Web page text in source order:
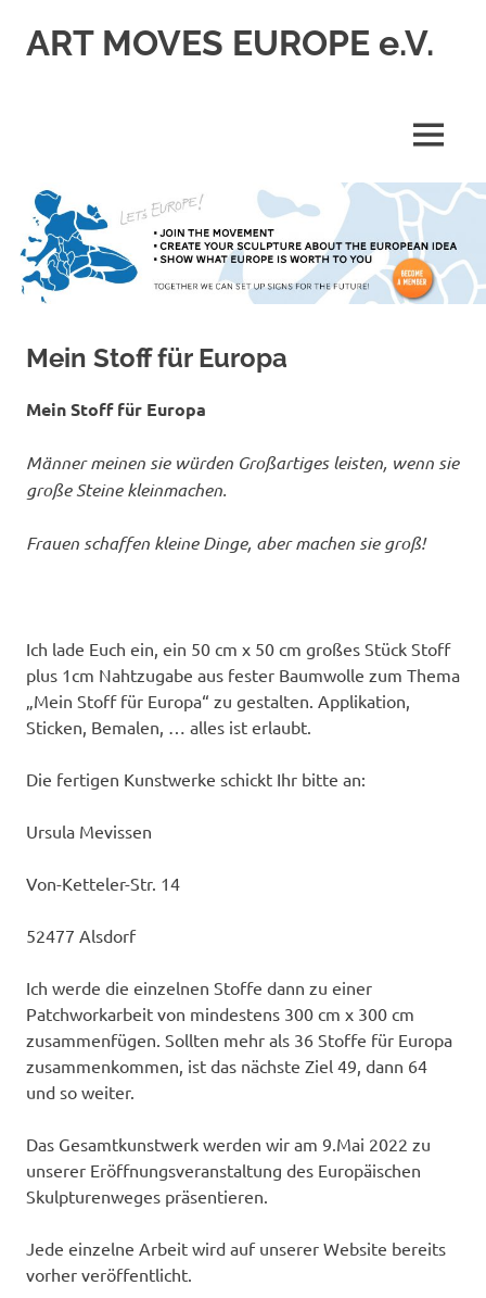
InhaltART MOVES EUROPE e.V.
MENÜ
Mein Stoff für Europa
Mein Stoff für Europa
Männer meinen sie würden Großartiges leisten, wenn sie
große Steine kleinmachen.
Frauen schaffen kleine Dinge, aber machen sie groß!
Ich lade Euch ein, ein 50 cm x 50 cm großes Stück Stoff
plus 1cm Nahtzugabe aus fester Baumwolle zum Thema
„Mein Stoff für Europa“ zu gestalten. Applikation,
Sticken, Bemalen, … alles ist erlaubt.
Die fertigen Kunstwerke schickt Ihr bitte an:
Ursula Mevissen
Von-Ketteler-Str. 14
52477 Alsdorf
Ich werde die einzelnen Stoffe dann zu einer
Patchworkarbeit von mindestens 300 cm x 300 cm
zusammenfügen. Sollten mehr als 36 Stoffe für Europa
zusammenkommen, ist das nächste Ziel 49, dann 64
und so weiter.
Das Gesamtkunstwerk werden wir am 9.Mai 2022 zu
unserer Eröffnungsveranstaltung des Europäischen
Skulpturenweges präsentieren.
Jede einzelne Arbeit wird auf unserer Website bereits
vorher veröffentlicht.